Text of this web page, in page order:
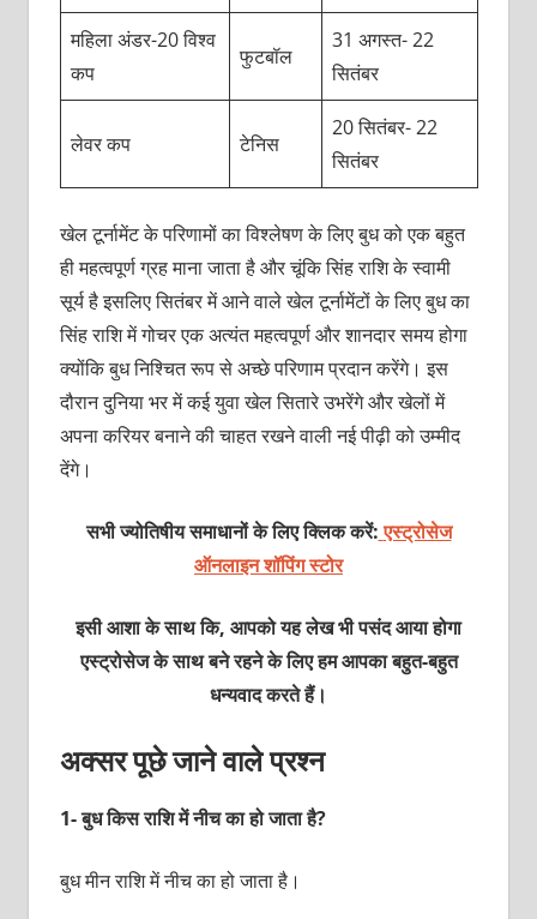
महिला अंडर-20 विश्व
कप
फुटबॉल
31 अगस्त- 22
सितंबर
लेवर कप टेनिस
20 सितंबर- 22
सितंबर
खेल टूर्नामेंट के परिणामों का विश्लेषण के लिए बुध को एक बहुत
ही महत्वपूर्ण ग्रह माना जाता है और चूंकि सिंह राशि के स्वामी
सूर्य है इसलिए सितंबर में आने वाले खेल टूर्नामेंटों के लिए बुध का
सिंह राशि में गोचर एक अत्यंत महत्वपूर्ण और शानदार समय होगा
क्योंकि बुध निश्चित रूप से अच्छे परिणाम प्रदान करेंगे। इस
दौरान दुनिया भर में कई युवा खेल सितारे उभरेंगे और खेलों में
अपना करियर बनाने की चाहत रखने वाली नई पीढ़ी को उम्मीद
देंगे।
सभी ज्योतिषीय समाधानों के लिए क्लिक करें: एस्ट्रोसेज
ऑनलाइन शॉपिंग स्टोर
इसी आशा के साथ कि, आपको यह लेख भी पसंद आया होगा
एस्ट्रोसेज के साथ बने रहने के लिए हम आपका बहुत-बहुत
धन्यवाद करते हैं।
अक्सर पूछे जाने वाले प्रश्न
1- बुध किस राशि में नीच का हो जाता है?
बुध मीन राशि में नीच का हो जाता है।